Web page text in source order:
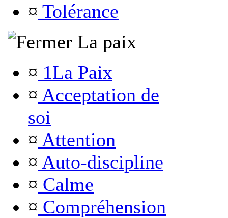
¤ Tolérance
La paix
¤ 1La Paix
¤ Acceptation de
soi
¤ Attention
¤ Auto-discipline
¤ Calme
¤ Compréhension